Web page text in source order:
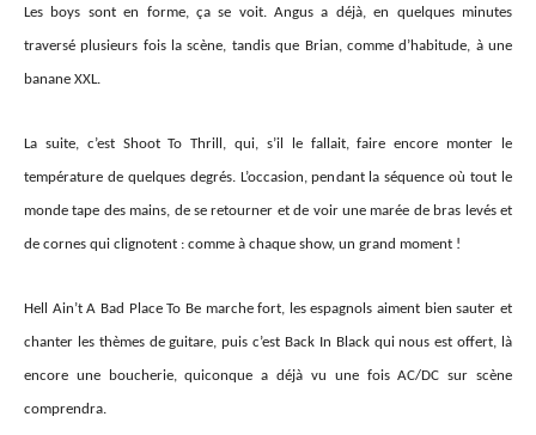
Les boys sont en forme, ça se voit. Angus a déjà, en quelques minutes
traversé plusieurs fois la scène, tandis que Brian, comme d’habitude, à une
banane XXL.
La suite, c’est Shoot To Thrill, qui, s’il le fallait, faire encore monter le
température de quelques degrés. L’occasion, pendant la séquence où tout le
monde tape des mains, de se retourner et de voir une marée de bras levés et
de cornes qui clignotent : comme à chaque show, un grand moment !
Hell Ain’t A Bad Place To Be marche fort, les espagnols aiment bien sauter et
chanter les thèmes de guitare, puis c’est Back In Black qui nous est offert, là
encore une boucherie, quiconque a déjà vu une fois AC/DC sur scène
comprendra.